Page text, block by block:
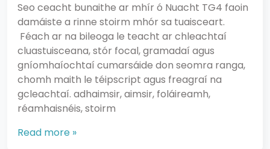
Seo ceacht bunaithe ar mhír ó Nuacht TG4 faoin
damáiste a rinne stoirm mhór sa tuaisceart.
Féach ar na bileoga le teacht ar chleachtaí
cluastuisceana, stór focal, gramadaí agus
gníomhaíochtaí cumarsáide don seomra ranga,
chomh maith le téipscript agus freagraí na
gcleachtaí. adhaimsir, aimsir, foláireamh,
réamhaisnéis, stoirm
Read more »